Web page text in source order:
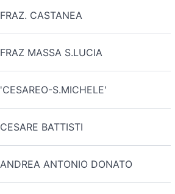
FRAZ. CASTANEA
FRAZ MASSA S.LUCIA
'CESAREO-S.MICHELE'
CESARE BATTISTI
ANDREA ANTONIO DONATO